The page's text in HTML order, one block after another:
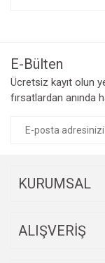
E-Bülten
Ücretsiz kayıt olun
fırsatlardan anında
KURUMSAL
ALIŞVERİŞ